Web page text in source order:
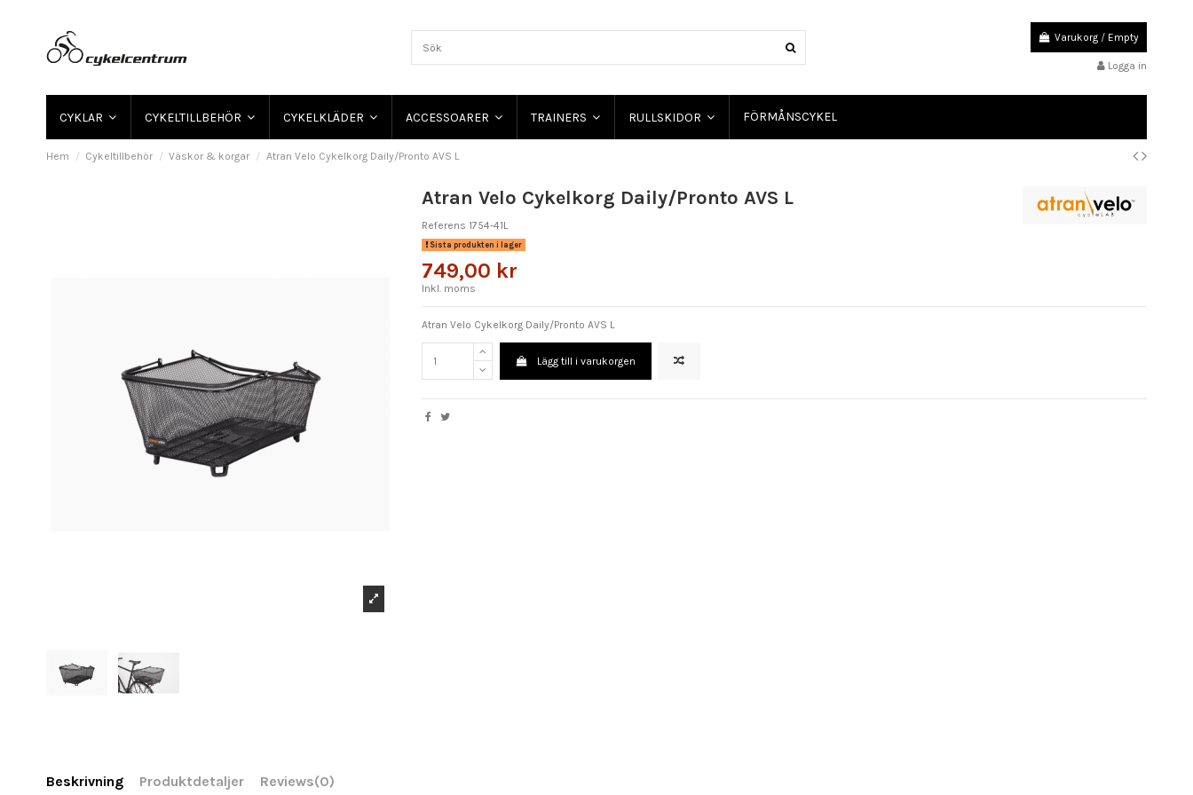
Varukorg / Empty
Logga in
CYKLAR CYKELTILLBEHÖR CYKELKLÄDER ACCESSOARER TRAINERS RULLSKIDOR FÖRMÅNSCYKEL
Hem Cykeltillbehör Väskor & korgar Atran Velo Cykelkorg Daily/Pronto AVS L
Atran Velo Cykelkorg Daily/Pronto AVS L
Referens 1754-41L
Sista produkten i lager
749,00 kr
Inkl. moms
Atran Velo Cykelkorg Daily/Pronto AVS L
Lägg till i varukorgen
Beskrivning Produktdetaljer Reviews(0)